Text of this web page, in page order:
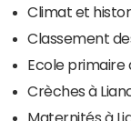
Climat et
Classement
Ecole primaire
Crèches à
Maternités à